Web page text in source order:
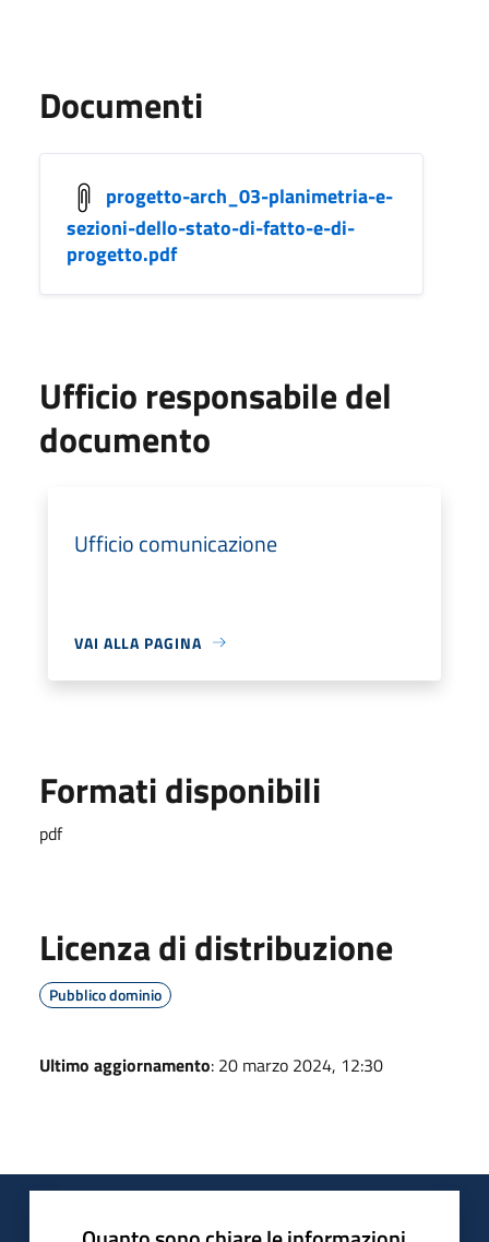
Documenti
progetto-arch_03-planimetria-e-
sezioni-dello-stato-di-fatto-e-di-
progetto.pdf
Ufficio responsabile del
documento
Ufficio comunicazione
VAI ALLA PAGINA
Formati disponibili
pdf
Licenza di distribuzione
Pubblico dominio
Ultimo aggiornamento: 20 marzo 2024, 12:30